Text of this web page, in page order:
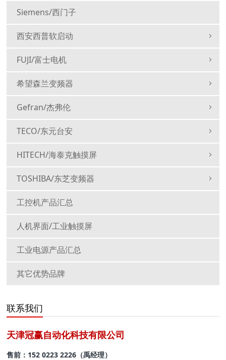
Siemens/西门子
西安西普软启动
FUJI/富士电机
希望森兰变频器
Gefran/杰弗伦
TECO/东元台安
HITECH/海泰克触摸屏
TOSHIBA/东芝变频器
工控机产品汇总
人机界面/工业触摸屏
工业电源产品汇总
其它优势品牌
联系我们
天津冠赢自动化科技有限公司
售前：152 0223 2226（禹经理）